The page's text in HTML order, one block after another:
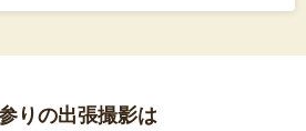
りの出張撮影は